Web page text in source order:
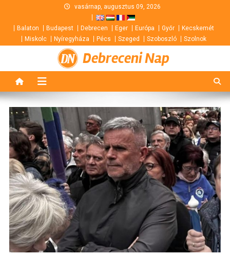
content
vasárnap, augusztus 09, 2026
Balaton Budapest Debrecen Eger Európa Győr
Kecskemét
Miskolc
Nyíregyháza Pécs Szeged Szoboszló Szolnok
Debreceni Nap